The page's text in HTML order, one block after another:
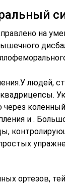
на
людей,
через
и .
ортезов,